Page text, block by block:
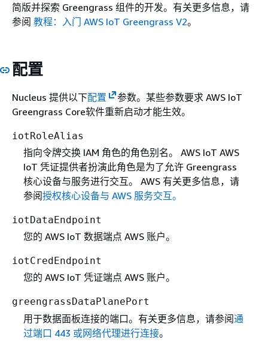
简版并探索 Greengrass 组件的开发。有关更多信息，请
参阅 教程：入门 AWS IoT Greengrass V2。
配置
Nucleus 提供以下配置
参数。某些参数要求 AWS IoT
Greengrass Core软件重新启动才能生效。
iotRoleAlias
指向令牌交换 IAM 角色的角色别名。 AWS IoT AWS
IoT 凭证提供者扮演此角色是为了允许 Greengrass
核心设备与服务进行交互。 AWS 有关更多信息，请
参阅授权核心设备与 AWS 服务交互。
iotDataEndpoint
您的 AWS IoT 数据端点 AWS 账户。
iotCredEndpoint
您的 AWS IoT 凭证端点 AWS 账户。
greengrassDataPlanePort
用于数据面板连接的端口。有关更多信息，请参阅通
过端口 443 或网络代理进行连接。